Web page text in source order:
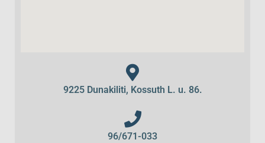
9225 Dunakiliti, Kossuth L. u. 86.
96/671-033